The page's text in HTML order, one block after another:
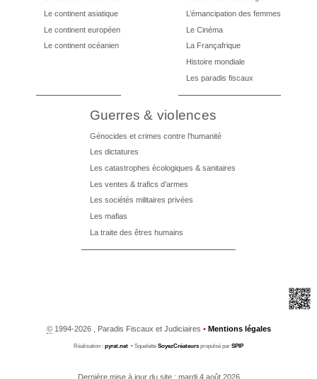
Le continent asiatique
Le continent européen
Le continent océanien
L’émancipation des femmes
Le Cinéma
La Françafrique
Histoire mondiale
Les paradis fiscaux
Guerres & violences
Génocides et crimes contre l’humanité
Les dictatures
Les catastrophes écologiques & sanitaires
Les ventes & trafics d’armes
Les sociétés militaires privées
Les mafias
La traite des êtres humains
©1994-2026 , Paradis Fiscaux et Judiciaires • Mentions légales
Réalisation : pyrat.net • Squelette SoyezCréateurs propulsé par SPIP
Dernière mise à jour du site : mardi 4 août 2026